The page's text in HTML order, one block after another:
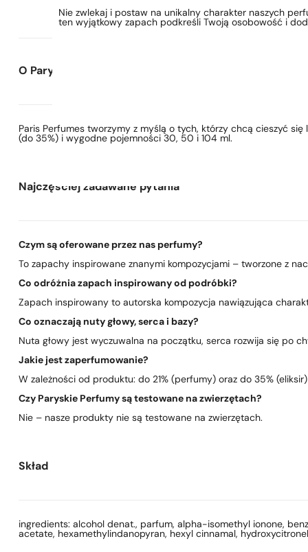
Nie zwlekaj i postaw na unikalny charakter naszych
ten wyjątkowy zapach podkreśli Twoją osobowość i
O Paryskie Perfumy
Paris Perfumes tworzymy z myślą o tych, którzy chcą cieszyć
(do 35%) i wygodne pojemności 30, 50 i 104 ml.
Najczęściej zadawane pytania
Czym są oferowane przez nas perfumy?
To zapachy inspirowane znanymi kompozycjami – tworzone z
Co odróżnia zapach inspirowany od podróbki?
Zapach inspirowany to autorska kompozycja nawiązująca
Co oznaczają nuty głowy, serca i bazy?
Nuta głowy jest wyczuwalna na początku, serca rozwija się po
Jakie jest zaperfumowanie?
W zależności od produktu: do 21% (perfumy) oraz do 35%
Czy Paryskie Perfumy są testowane na zwierzętach?
Nie – nasze produkty nie są testowane na zwierzętach.
Skład
ingredients: alcohol denat., parfum, alpha-isomethyl ionone,
acetate, hexamethylindanopyran, hexyl cinnamal,